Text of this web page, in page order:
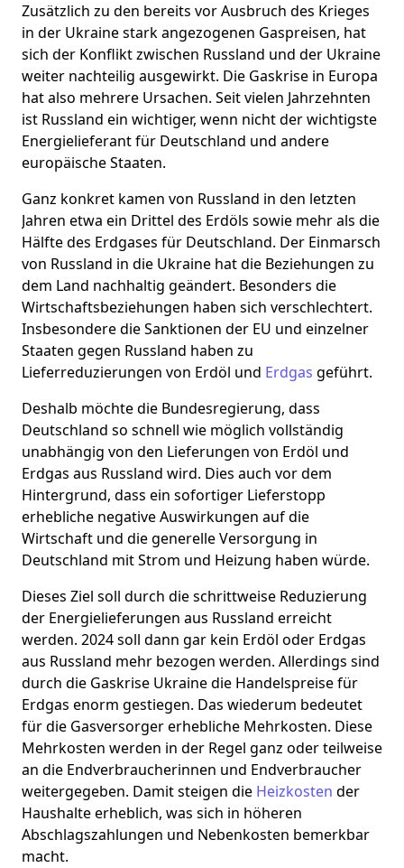
Zusätzlich zu den bereits vor Ausbruch des Krieges
in der Ukraine stark angezogenen Gaspreisen, hat
sich der Konflikt zwischen Russland und der Ukraine
weiter nachteilig ausgewirkt. Die Gaskrise in Europa
hat also mehrere Ursachen. Seit vielen Jahrzehnten
ist Russland ein wichtiger, wenn nicht der wichtigste
Energielieferant für Deutschland und andere
europäische Staaten.
Ganz konkret kamen von Russland in den letzten
Jahren etwa ein Drittel des Erdöls sowie mehr als die
Hälfte des Erdgases für Deutschland. Der Einmarsch
von Russland in die Ukraine hat die Beziehungen zu
dem Land nachhaltig geändert. Besonders die
Wirtschaftsbeziehungen haben sich verschlechtert.
Insbesondere die Sanktionen der EU und einzelner
Staaten gegen Russland haben zu
Lieferreduzierungen von Erdöl und Erdgas geführt.
Deshalb möchte die Bundesregierung, dass
Deutschland so schnell wie möglich vollständig
unabhängig von den Lieferungen von Erdöl und
Erdgas aus Russland wird. Dies auch vor dem
Hintergrund, dass ein sofortiger Lieferstopp
erhebliche negative Auswirkungen auf die
Wirtschaft und die generelle Versorgung in
Deutschland mit Strom und Heizung haben würde.
Dieses Ziel soll durch die schrittweise Reduzierung
der Energielieferungen aus Russland erreicht
werden. 2024 soll dann gar kein Erdöl oder Erdgas
aus Russland mehr bezogen werden. Allerdings sind
durch die Gaskrise Ukraine die Handelspreise für
Erdgas enorm gestiegen. Das wiederum bedeutet
für die Gasversorger erhebliche Mehrkosten. Diese
Mehrkosten werden in der Regel ganz oder teilweise
an die Endverbraucherinnen und Endverbraucher
weitergegeben. Damit steigen die Heizkosten der
Haushalte erheblich, was sich in höheren
Abschlagszahlungen und Nebenkosten bemerkbar
macht.